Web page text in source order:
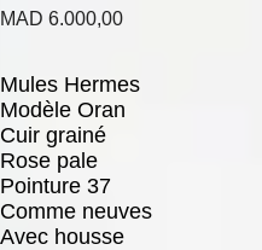
MAD 6.000,00
Mules Hermes
Modèle Oran
Cuir grainé
Rose pale
Pointure 37
Comme neuves
Avec housse